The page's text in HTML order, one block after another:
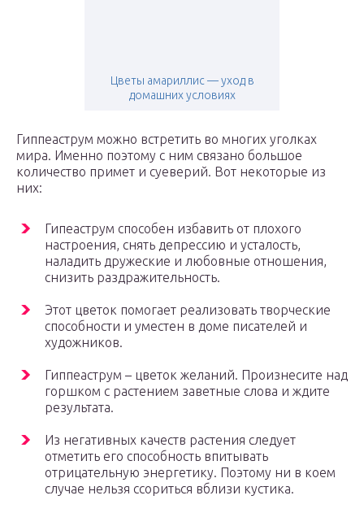
Цветы амариллис — уход в
домашних условиях
Гиппеаструм можно встретить во многих уголках
мира. Именно поэтому с ним связано большое
количество примет и суеверий. Вот некоторые из
них:
Гипеаструм способен избавить от плохого
настроения, снять депрессию и усталость,
наладить дружеские и любовные отношения,
снизить раздражительность.
Этот цветок помогает реализовать творческие
способности и уместен в доме писателей и
художников.
Гиппеаструм – цветок желаний. Произнесите над
горшком с растением заветные слова и ждите
результата.
Из негативных качеств растения следует
отметить его способность впитывать
отрицательную энергетику. Поэтому ни в коем
случае нельзя ссориться вблизи кустика.